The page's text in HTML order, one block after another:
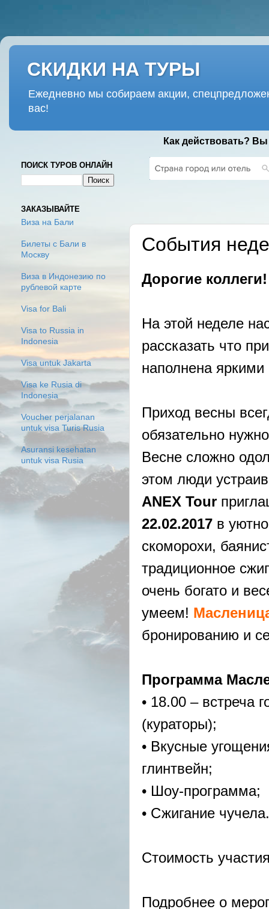
СКИДКИ НА ТУРЫ
Ежедневно мы собираем акции,
вас!
Как действовать?
События
Дорогие коллеги!
На этой неделе
рассказать что
наполнена
Приход весны
обязательно
Весне сложно
этом люди
ANEX Tour
22.02.2017 в
скоморохи,
традиционное
очень богато и
умеем!
бронированию и
Программа
• 18.00 – встреча
(кураторы);
• Вкусные
глинтвейн;
• Шоу-программа;
• Сжигание чучела.
Стоимость
Подробнее о
ПОИСК ТУРОВ ОНЛАЙН
ЗАКАЗЫВАЙТЕ
Виза на Бали
Билеты с Бали в
Москву
Виза в Индонезию по
рублевой карте
Visa for Bali
Visa to Russia in
Indonesia
Visa untuk Jakarta
Visa ke Rusia di
Indonesia
Voucher perjalanan
untuk visa Turis Rusia
Asuransi kesehatan
untuk visa Rusia